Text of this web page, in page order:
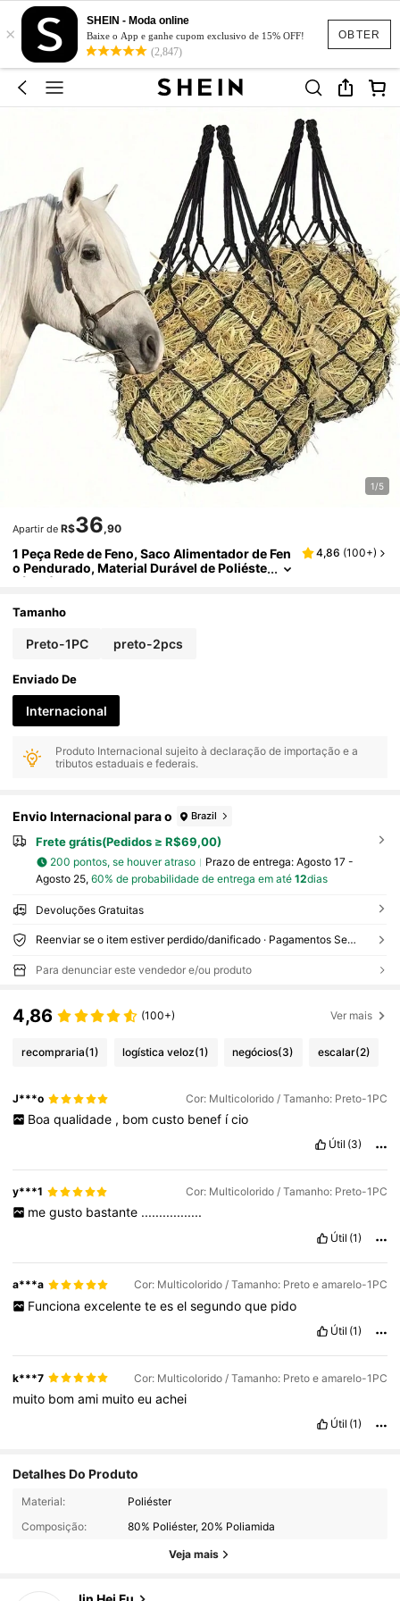
OBTER
×
SHEIN - Moda online
Baixe o App e ganhe cupom exclusivo de 15% OFF!
(2,847)
1/5
Apartir de R$36,90
1 Peça Rede de Feno, Saco Alimentador de Fen
o Pendurado, Material Durável de Poliéste
r (PET), Para Estábulo de Cavalos, Brinqu
4,86 (100+)
Tamanho
Preto-1PC preto-2pcs
Enviado De
Internacional
Produto Internacional sujeito à declaração de importação e a
tributos estaduais e federais.
Envio Internacional para o Brazil
Frete grátis(Pedidos ≥ R$69,00)
200 pontos, se houver atraso Prazo de entrega: Agosto 17 -
Agosto 25, 60% de probabilidade de entrega em até 12dias
Devoluções Gratuitas
Reenviar se o item estiver perdido/danificado · Pagamentos Seguros · Proteção de privacidade
Para denunciar este vendedor e/ou produto
4,86 (100+) Ver mais
recompraria(1) logística veloz(1) negócios(3) escalar(2)
J***o Cor: Multicolorido / Tamanho: Preto-1PC
Boa qualidade , bom custo benef ício
Útil (3)
y***1 Cor: Multicolorido / Tamanho: Preto-1PC
me gusto bastante .................
Útil (1)
a***a Cor: Multicolorido / Tamanho: Preto e amarelo-1PC
Funciona excelente te es el segundo que pido
Útil (1)
k***7 Cor: Multicolorido / Tamanho: Preto e amarelo-1PC
muito bomami muitoeuachei
Útil (1)
Detalhes Do Produto
Material:
Poliéster
Composição:
80% Poliéster, 20% Poliamida
Veja mais
101 Seguidores
101 Seguidores